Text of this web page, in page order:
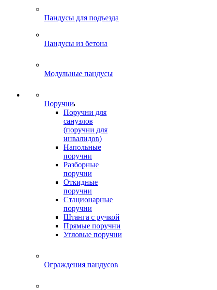
Пандусы для подъезда
Пандусы из бетона
Модульные пандусы
Поручни
Поручни для
санузлов
(поручни для
инвалидов)
Напольные
поручни
Разборные
поручни
Откидные
поручни
Стационарные
поручни
Штанга с ручкой
Прямые поручни
Угловые поручни
Ограждения пандусов